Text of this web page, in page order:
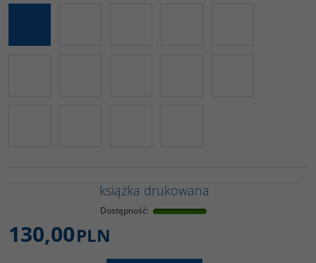
książka drukowana
Dostępność:
130,00PLN